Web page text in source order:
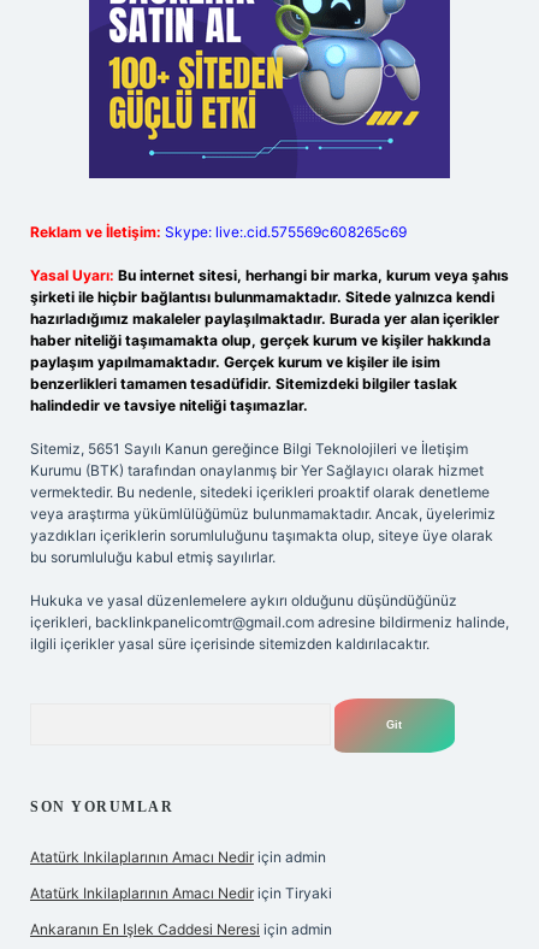
Reklam ve İletişim: Skype: live:.cid.575569c608265c69
Yasal Uyarı: Bu internet sitesi, herhangi bir marka, kurum veya şahıs
şirketi ile hiçbir bağlantısı bulunmamaktadır. Sitede yalnızca kendi
hazırladığımız makaleler paylaşılmaktadır. Burada yer alan içerikler
haber niteliği taşımamakta olup, gerçek kurum ve kişiler hakkında
paylaşım yapılmamaktadır. Gerçek kurum ve kişiler ile isim
benzerlikleri tamamen tesadüfidir. Sitemizdeki bilgiler taslak
halindedir ve tavsiye niteliği taşımazlar.
Sitemiz, 5651 Sayılı Kanun gereğince Bilgi Teknolojileri ve İletişim
Kurumu (BTK) tarafından onaylanmış bir Yer Sağlayıcı olarak hizmet
vermektedir. Bu nedenle, sitedeki içerikleri proaktif olarak denetleme
veya araştırma yükümlülüğümüz bulunmamaktadır. Ancak, üyelerimiz
yazdıkları içeriklerin sorumluluğunu taşımakta olup, siteye üye olarak
bu sorumluluğu kabul etmiş sayılırlar.
Hukuka ve yasal düzenlemelere aykırı olduğunu düşündüğünüz
içerikleri, backlinkpanelicomtr@gmail.com adresine bildirmeniz halinde,
ilgili içerikler yasal süre içerisinde sitemizden kaldırılacaktır.
SON YORUMLAR
Atatürk Inkilaplarının Amacı Nedir için admin
Atatürk Inkilaplarının Amacı Nedir için Tiryaki
Ankaranın En Işlek Caddesi Neresi için admin